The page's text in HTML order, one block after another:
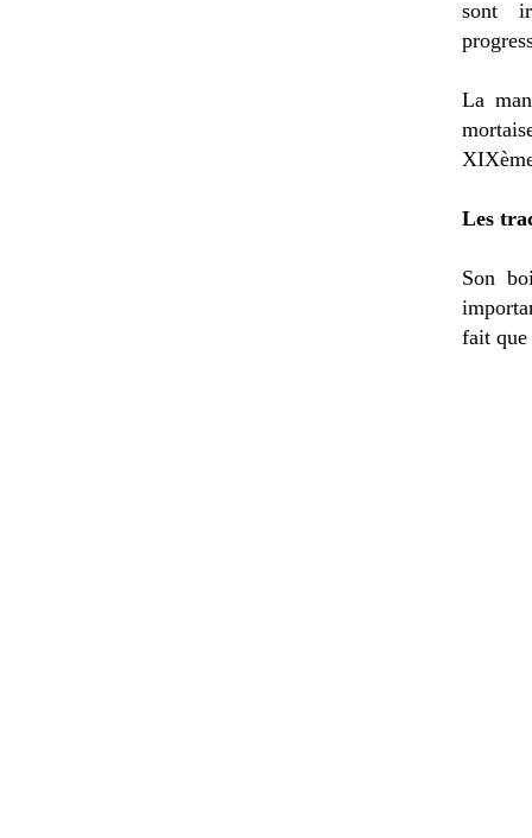
sont
La
Les
Son
fait que